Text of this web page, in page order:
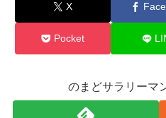
X
Pocket
のまどサラリーマ